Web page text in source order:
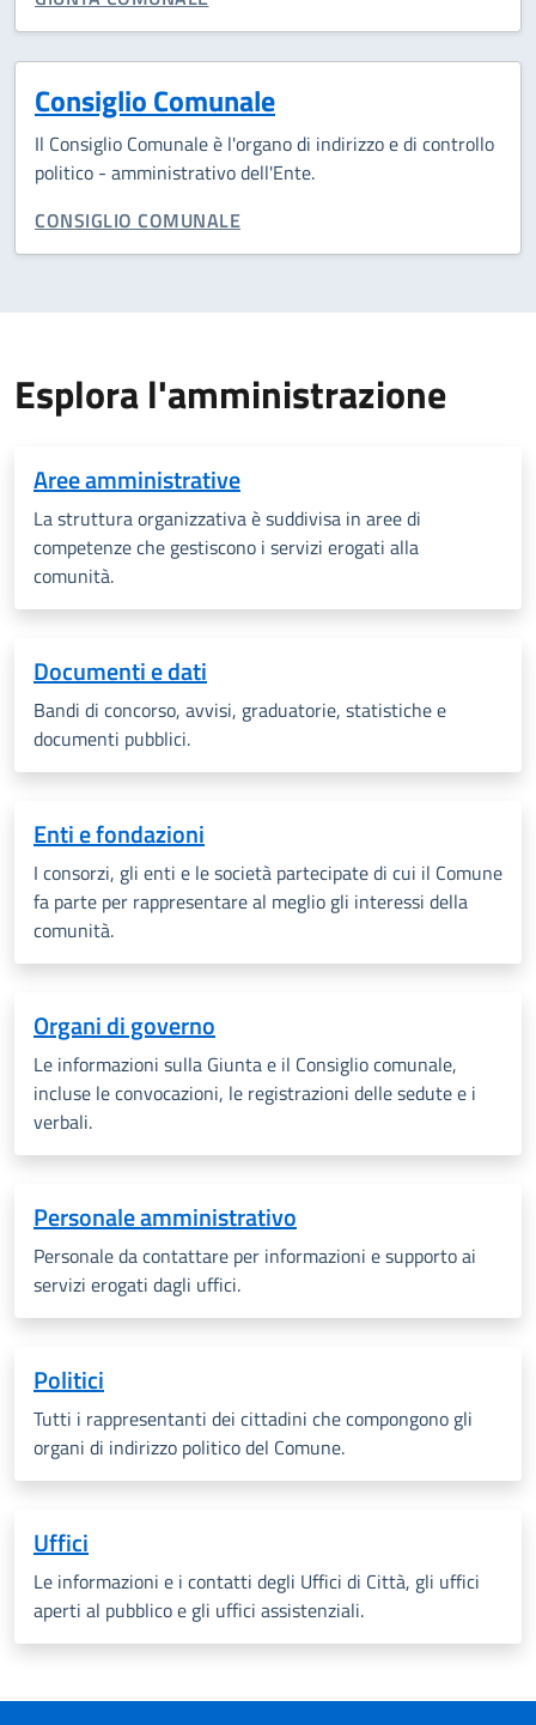
Consiglio Comunale
Il Consiglio Comunale è l'organo di indirizzo e di controllo
politico - amministrativo dell'Ente.
CATEGORIA CORRELATA:
CONSIGLIO COMUNALE
Esplora l'amministrazione
Aree amministrative
La struttura organizzativa è suddivisa in aree di
competenze che gestiscono i servizi erogati alla
comunità.
Documenti e dati
Bandi di concorso, avvisi, graduatorie, statistiche e
documenti pubblici.
Enti e fondazioni
I consorzi, gli enti e le società partecipate di cui il Comune
fa parte per rappresentare al meglio gli interessi della
comunità.
Organi di governo
Le informazioni sulla Giunta e il Consiglio comunale,
incluse le convocazioni, le registrazioni delle sedute e i
verbali.
Personale amministrativo
Personale da contattare per informazioni e supporto ai
servizi erogati dagli uffici.
Politici
Tutti i rappresentanti dei cittadini che compongono gli
organi di indirizzo politico del Comune.
Uffici
Le informazioni e i contatti degli Uffici di Città, gli uffici
aperti al pubblico e gli uffici assistenziali.